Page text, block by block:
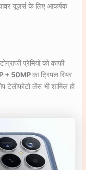
यूज़र्स के लिए आकर्षक
प्रेमियों को काफी
+ 50MPका ट्रिपल रियर
टेलीफोटो लेंस भी शामिल हो